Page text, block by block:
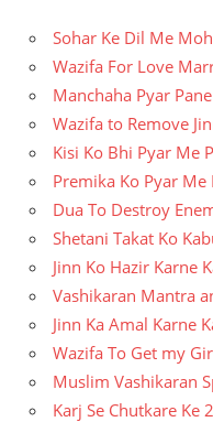
Sohar Ke Dil Me
Wazifa For Love
Manchaha Pyar
Wazifa to Remove
Kisi Ko Bhi Pyar Me
Premika Ko Pyar Me
Dua To Destroy
Shetani Takat Ko
Jinn Ko Hazir Karne
Vashikaran Mantra
Jinn Ka Amal Karne
Wazifa To Get my
Muslim Vashikaran
Karj Se Chutkare Ke